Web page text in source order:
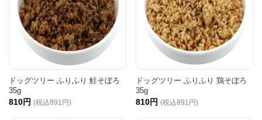
ドッグツリー ふりふり 鮭そぼろ
35g
810円 (税込891円)
ドッグツリー ふりふり 鶏そぼろ
35g
810円 (税込891円)